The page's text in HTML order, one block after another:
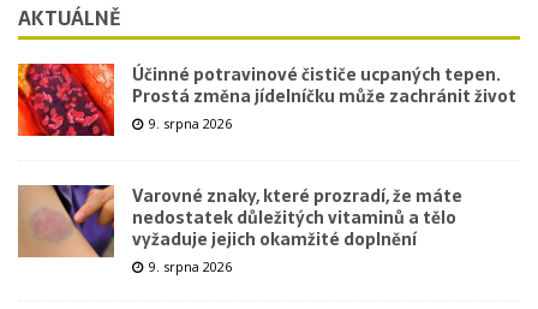
AKTUÁLNĚ
Účinné potravinové čističe ucpaných tepen.
Prostá změna jídelníčku může zachránit život
9. srpna 2026
Varovné znaky, které prozradí, že máte
nedostatek důležitých vitaminů a tělo
vyžaduje jejich okamžité doplnění
9. srpna 2026